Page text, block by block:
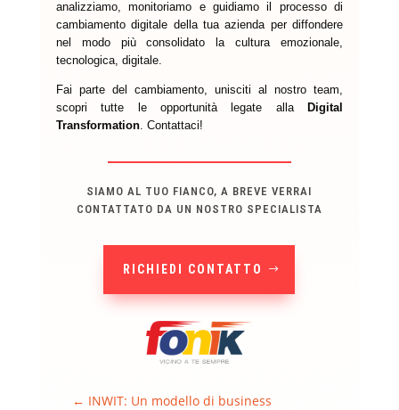
analizziamo, monitoriamo e guidiamo il processo di
cambiamento digitale della tua azienda per diffondere
nel modo più consolidato la cultura emozionale,
tecnologica, digitale.
Fai parte del cambiamento, unisciti al nostro team,
scopri tutte le opportunità legate allaDigital
Transformation. Contattaci!
SIAMO AL TUO FIANCO, A BREVE VERRAI
CONTATTATO DA UN NOSTRO SPECIALISTA
RICHIEDI CONTATTO
← INWIT: Un modello di business